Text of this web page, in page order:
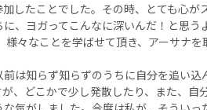
したことでした。その時、とても心
、ヨガってこんなに深いんだ！と思
々なことを学ばせて頂き、アーサナ
は知らず知らずのうちに自分を追い
、どこかで少し発散したり、また、